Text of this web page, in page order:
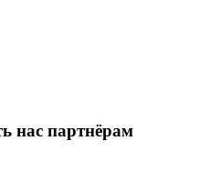
нас партнёрам